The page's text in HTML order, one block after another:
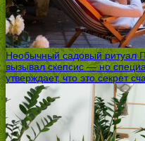
Необычный садовый ритуал
вызывал скепсис — но
утверждает, что это секрет